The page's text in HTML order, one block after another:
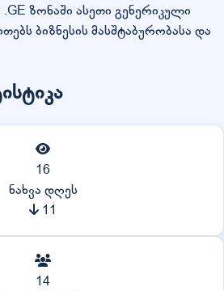
ზონაში ასეთი გენერიკული
ბიზნესის მასშტაბურობასა და
16
ნახვა დღეს
11
14